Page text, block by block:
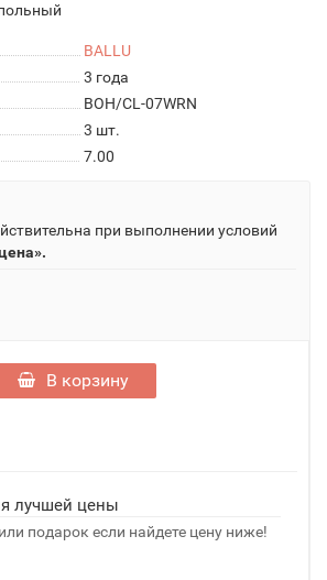
BALLU
3 года
BOH/CL-07WRN
3 шт.
7.00
при выполнении условий
В корзину
лучшей цены
подарок если найдете цену ниже!